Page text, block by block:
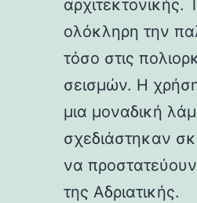
αρχιτεκτονικής.
ολόκληρη την
τόσο στις
σεισμών. Η χρήση
μια μοναδική
σχεδιάστηκαν
να
της Αδριατικής.